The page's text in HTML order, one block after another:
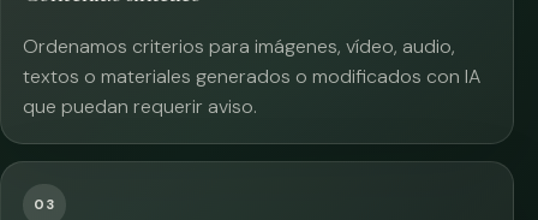
Ordenamos criterios para imágenes, vídeo, audio,
textos o materiales generados o modificados con IA
que puedan requerir aviso.
03